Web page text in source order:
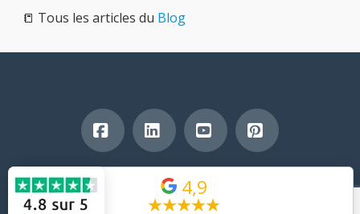
4,9
📒 Tous les articles du Blog
FacebookLinkedInYouTubePinterest
réservés